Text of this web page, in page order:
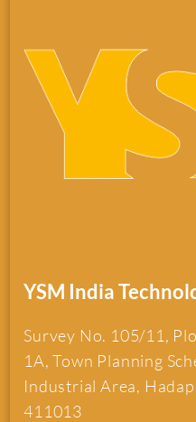
YSM India
Survey No. 105/11,
1A, Town Planning
Industrial Area,
411013